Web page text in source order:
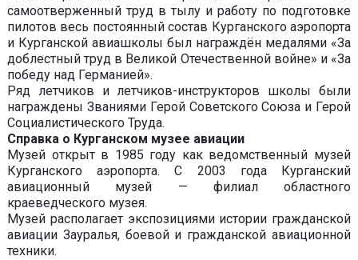
самоотверженный труд в тылу и работу по подготовке
пилотов весь постоянный состав Курганского аэропорта
и Курганской авиашколы был награждён медалями «За
доблестный труд в Великой Отечественной войне» и «За
победу над Германией».
Ряд летчиков и летчиков-инструкторов школы были
награждены Званиями Герой Советского Союза и Герой
Социалистического Труда.
Справка о Курганском музее авиации
Музей открыт в 1985 году как ведомственный музей
Курганского аэропорта. С 2003 года Курганский
авиационный музей — филиал областного
краеведческого музея.
Музей располагает экспозициями истории гражданской
авиации Зауралья, боевой и гражданской авиационной
техники.